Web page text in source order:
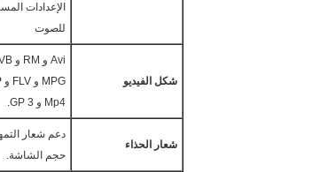
الإعدادات
للصوت
شكل الفيديو
Mp4 و 3 GP.
شعار الحذاء
دعم شعار
حجم الشاشة.